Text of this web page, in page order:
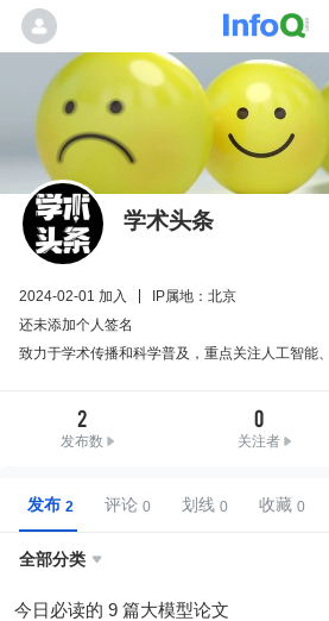
学术头条
2024-02-01 加入
IP属地：北京
还未添加个人签名
致力于学术传播和科学普及，重点关注人工智能
2
发布数
0
关注者
发布 评论 划线 收藏
全部分类 
今日必读的 9 篇大模型论文